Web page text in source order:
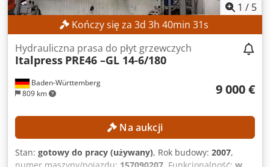
1 / 5
Kończy się za 3d 3h 40min 28s
Baden-Württemberg
809 km
Hydrauliczna prasa do płyt grzewczych
Italpress PRE46 –GL 14-6/180
9 000 €
Na aukcji
Stan: gotowy do pracy (używany), Rok budowy: 2007,